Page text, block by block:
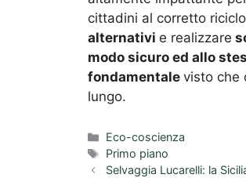
cittadini al corretto
alternativi e realizzare
modo sicuro ed allo
fondamentale visto che
lungo.
Categorie
Eco-coscienza
Tag
Primo piano
Selvaggia Lucarelli: la